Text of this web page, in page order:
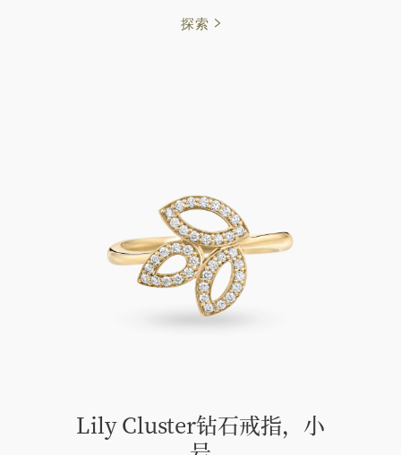
探索
Lily Cluster钻石戒指，小